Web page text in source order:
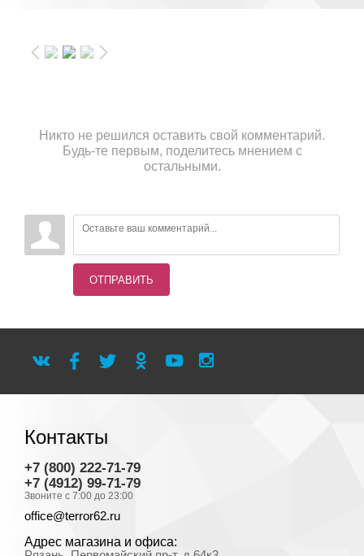
Никто не решился оставить свой комментарий.
Будь-те первым, поделитесь мнением с
остальными.
ОТПРАВИТЬ
Контакты
+7 (800) 222-71-79
+7 (4912) 99-71-79
Звоните с 7:00 до 23:00
office@terror62.ru
Адрес магазина и офиса: